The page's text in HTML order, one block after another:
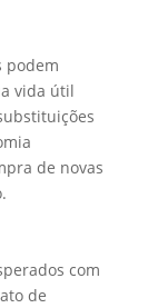
podem
vida útil
de novas
com
de